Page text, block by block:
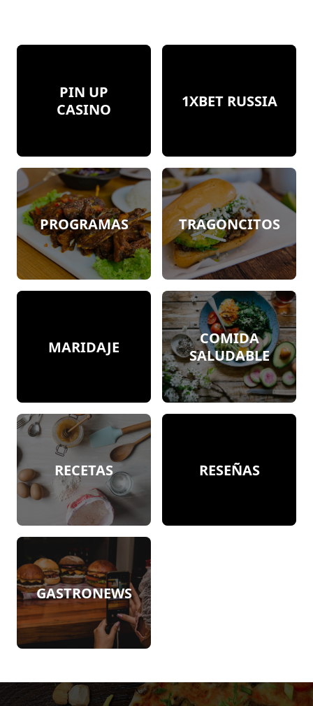
PIN UP
CASINO
1XBET RUSSIA
PROGRAMAS TRAGONCITOS
MARIDAJE
COMIDA
SALUDABLE
RECETAS RESEÑAS
GASTRONEWS